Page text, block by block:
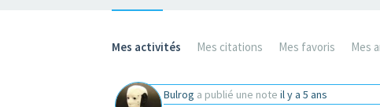
Mes activités Mes citations Mes favoris Mes
Bulrog a publié une note il y a 5 ans